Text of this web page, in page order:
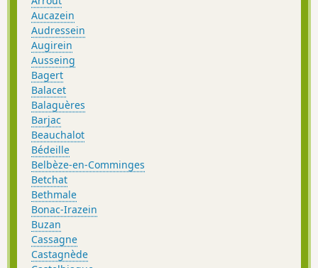
Aucazein
Audressein
Augirein
Ausseing
Bagert
Balacet
Balaguères
Barjac
Beauchalot
Bédeille
Belbèze-en-Comminges
Betchat
Bethmale
Bonac-Irazein
Buzan
Cassagne
Castagnède